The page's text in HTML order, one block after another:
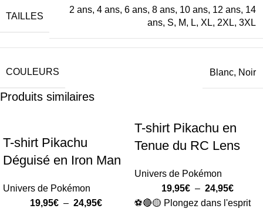
TAILLES
2 ans, 4 ans, 6 ans, 8 ans, 10 ans, 12 ans, 14
ans, S, M, L, XL, 2XL, 3XL
COULEURS Blanc, Noir
Produits similaires
T-shirt Pikachu
Déguisé en Iron Man
Univers de Pokémon
19,95€ – 24,95€
T-shirt Pikachu en
Tenue du RC Lens
Univers de Pokémon
19,95€ – 24,95€
⚽🔴🟡 Plongez dans l'esprit